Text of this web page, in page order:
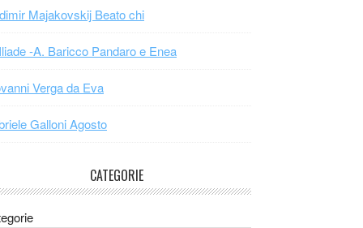
Majakovskij Beato chi
-A. Baricco Pandaro e Enea
Verga da Eva
Galloni Agosto
CATEGORIE